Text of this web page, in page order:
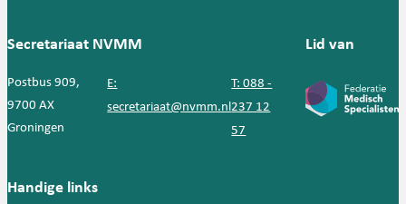
Secretariaat NVMM
Postbus 909,
9700 AX
Groningen
E:
secretariaat@nvmm.nl
T: 088 -
237 12
57
Lid van
Handige links